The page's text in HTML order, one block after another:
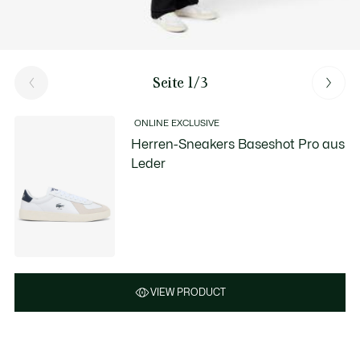
Seite 1/3
ONLINE EXCLUSIVE
Herren-Sneakers Baseshot Pro aus
Leder
VIEW PRODUCT